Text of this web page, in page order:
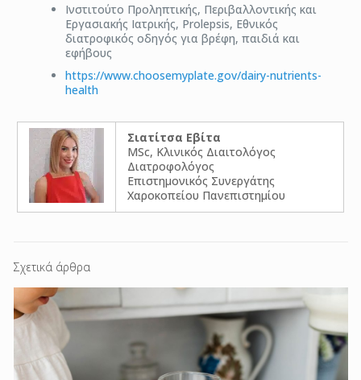
Ινστιτούτο Προληπτικής, Περιβαλλοντικής και
Εργασιακής Ιατρικής, Prolepsis, Εθνικός
διατροφικός οδηγός για βρέφη, παιδιά και
εφήβους
https://www.choosemyplate.gov/dairy-nutrients-
health
Σιατίτσα Εβίτα
MSc, Κλινικός Διαιτολόγος
Διατροφολόγος
Επιστημονικός Συνεργάτης
Χαροκοπείου Πανεπιστημίου
Σχετικά άρθρα